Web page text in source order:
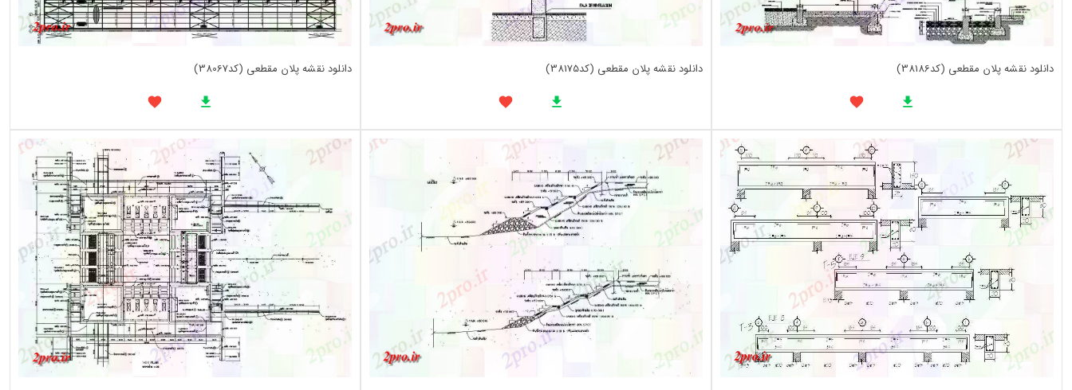
دانلود نقشه پلان مقطعی (کد38186) دانلود نقشه پلان مقطعی (کد38175) دانلود نقشه پلان مقطعی (کد38067)